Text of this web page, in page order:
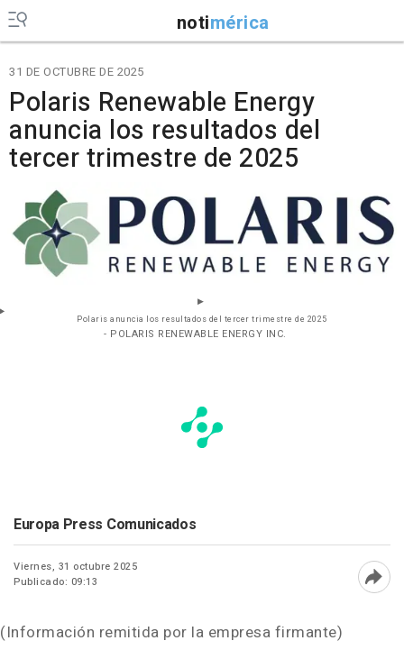
notimérica
31 DE OCTUBRE DE 2025
Polaris Renewable Energy
anuncia los resultados del
tercer trimestre de 2025
Polaris anuncia los resultados del tercer trimestre de 2025
- POLARIS RENEWABLE ENERGY INC.
Europa Press Comunicados
Viernes, 31 octubre 2025
Publicado: 09:13
(Información remitida por la empresa firmante)